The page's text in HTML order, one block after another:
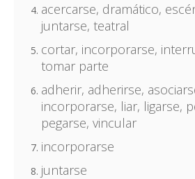
acercarse, dramático,
juntarse, teatral
cortar, incorporarse,
tomar parte
adherir, adherirse,
incorporarse, liar, ligarse,
pegarse, vincular
incorporarse
juntarse